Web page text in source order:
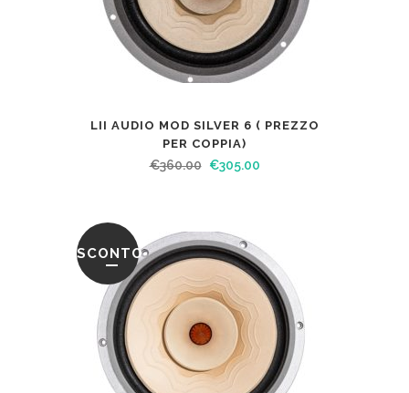
LII AUDIO MOD SILVER 6 ( PREZZO
PER COPPIA)
€360.00 €305.00
SCONTO